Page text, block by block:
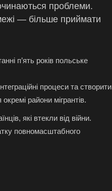
проблеми.
— більше приймати
п’ять років польське
процеси та створити
райони мігрантів.
які втекли від війни.
повномасштабного